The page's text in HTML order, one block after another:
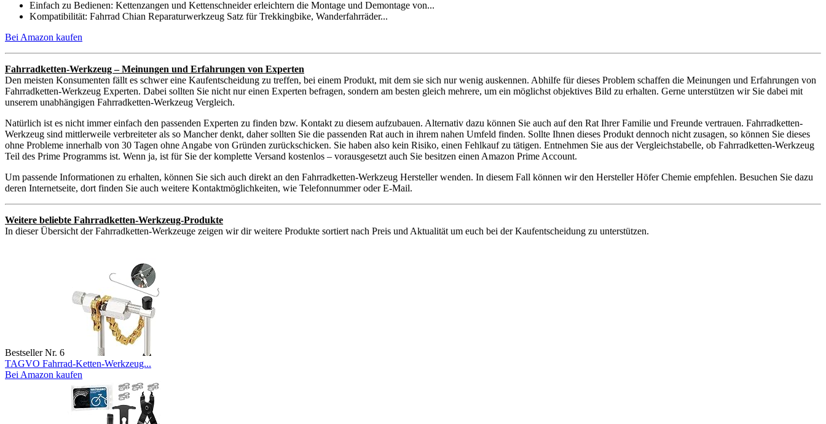
Einfach zu Bedienen: Kettenzangen und Kettenschneider erleichtern die Montage und Demontage von...
Kompatibilität: Fahrrad Chian Reparaturwerkzeug Satz für Trekkingbike, Wanderfahrräder...
Bei Amazon kaufen
Fahrradketten-Werkzeug – Meinungen und Erfahrungen von Experten
Den meisten Konsumenten fällt es schwer eine Kaufentscheidung zu treffen, bei einem Produkt, mit dem sie sich nur wenig auskennen. Abhilfe für dieses Problem schaffen die Meinungen und Erfahrungen von
Fahrradketten-Werkzeug Experten. Dabei sollten Sie nicht nur einen Experten befragen, sondern am besten gleich mehrere, um ein möglichst objektives Bild zu erhalten. Gerne unterstützen wir Sie dabei mit
unserem unabhängigen Fahrradketten-Werkzeug Vergleich.
Natürlich ist es nicht immer einfach den passenden Experten zu finden bzw. Kontakt zu diesem aufzubauen. Alternativ dazu können Sie auch auf den Rat Ihrer Familie und Freunde vertrauen. Fahrradketten-
Werkzeug sind mittlerweile verbreiteter als so Mancher denkt, daher sollten Sie die passenden Rat auch in ihrem nahen Umfeld finden. Sollte Ihnen dieses Produkt dennoch nicht zusagen, so können Sie dieses
ohne Probleme innerhalb von 30 Tagen ohne Angabe von Gründen zurückschicken. Sie haben also kein Risiko, einen Fehlkauf zu tätigen. Entnehmen Sie aus der Vergleichstabelle, ob Fahrradketten-Werkzeug
Teil des Prime Programms ist. Wenn ja, ist für Sie der komplette Versand kostenlos – vorausgesetzt auch Sie besitzen einen Amazon Prime Account.
Um passende Informationen zu erhalten, können Sie sich auch direkt an den Fahrradketten-Werkzeug Hersteller wenden. In diesem Fall können wir den Hersteller Höfer Chemie empfehlen. Besuchen Sie dazu
deren Internetseite, dort finden Sie auch weitere Kontaktmöglichkeiten, wie Telefonnummer oder E-Mail.
Weitere beliebte Fahrradketten-Werkzeug-Produkte
In dieser Übersicht der Fahrradketten-Werkzeuge zeigen wir dir weitere Produkte sortiert nach Preis und Aktualität um euch bei der Kaufentscheidung zu unterstützen.
Bestseller Nr. 6
TAGVO Fahrrad-Ketten-Werkzeug...
Bei Amazon kaufen